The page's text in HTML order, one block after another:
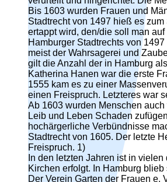
Bis 1603 wurden Frauen und
Stadtrecht von 1497 hieß es
ertappt wird, den/die soll man
Hamburger Stadtrechts von
meist der Wahrsagerei und
gilt die Anzahl der in Hamburg
Katherina Hanen war die erste
1555 kam es zu einer
einen Freispruch. Letzteres war
Ab 1603 wurden Menschen
Leib und Leben Schaden
hochärgerliche Verbündnisse
Stadtrecht von 1605. Der letzte
Freispruch. 1)
In den letzten Jahren ist in
Kirchen erfolgt. In Hamburg
Der Verein Garten der Frauen